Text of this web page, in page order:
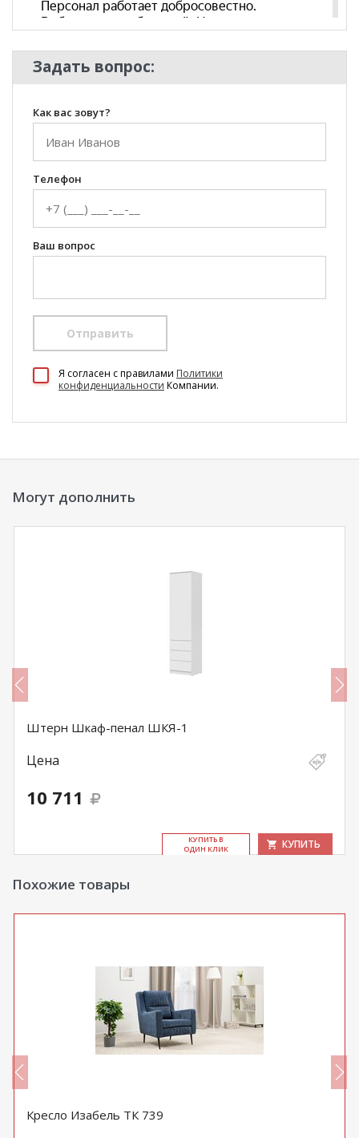
Задать вопрос:
Как вас зовут?
Телефон
Ваш вопрос
Отправить
Я согласен c правилами Политики
конфиденциальности Компании.
Могут дополнить
Штерн Шкаф-пенал ШКЯ-1
Цена
10 711
КУ­ПИТЬ В
ОДИН КЛИК
КУПИТЬ
Похожие товары
Кресло Изабель ТК 739